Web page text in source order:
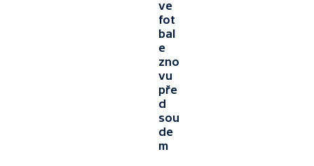
ve
fot
bal
e
zno
vu
pře
d
sou
de
m